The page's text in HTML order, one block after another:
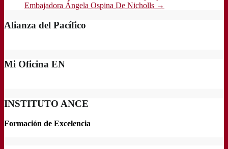
Embajadora Ángela Ospina De Nicholls →
Alianza del Pacífico
Mi Oficina EN
INSTITUTO ANCE
Formación de Excelencia